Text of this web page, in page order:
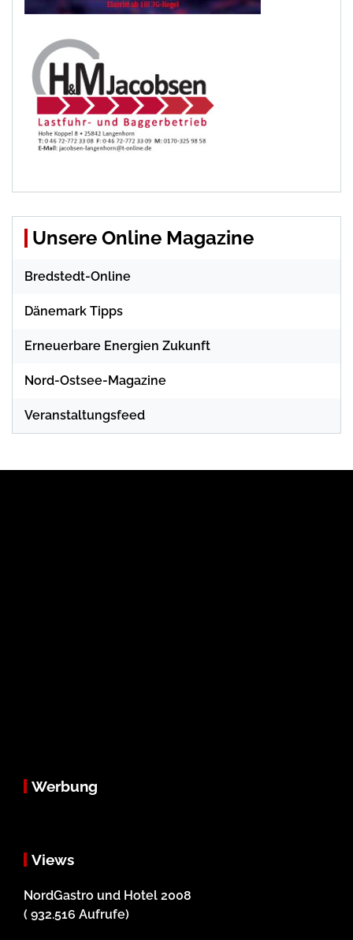
Unsere Online Magazine
Bredstedt-Online
Dänemark Tipps
Erneuerbare Energien Zukunft
Nord-Ostsee-Magazine
Veranstaltungsfeed
Werbung
Views
NordGastro und Hotel 2008
( 932.516 Aufrufe)